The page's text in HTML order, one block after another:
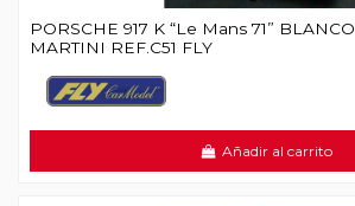
PORSCHE 917 K “Le Mans 71” BLANCO
MARTINI REF.C51 FLY
Añadir al carrito